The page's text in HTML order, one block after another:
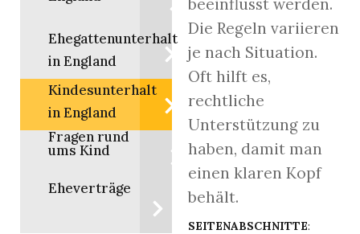
Ehegattenunterhalt
in England
Kindesunterhalt
in England
Fragen rund
ums Kind
Eheverträge
beeinflusst werden.
Die Regeln variieren
je nach Situation.
Oft hilft es,
rechtliche
Unterstützung zu
haben, damit man
einen klaren Kopf
behält.
SEITENABSCHNITTE: